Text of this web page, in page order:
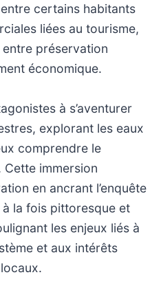
certains habitants
liées au tourisme,
préservation
économique.
à s’aventurer
explorant les eaux
comprendre le
immersion
en ancrant l’enquête
la fois pittoresque et
les enjeux liés à
et aux intérêts